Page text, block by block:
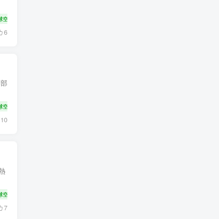
運貨代專線
6
運貨代專線
10
運貨代專線
7